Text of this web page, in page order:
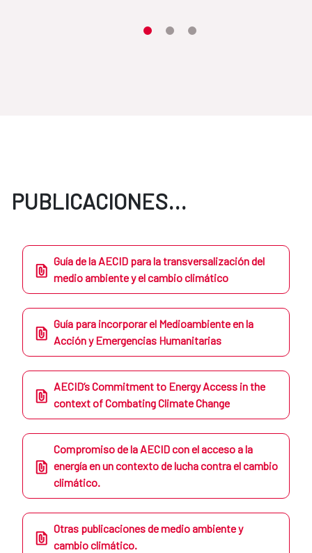
Item 1Item2Item3
PUBLICACIONES...
Guía de la AECID para la transversalización del
medio ambiente y el cambio climático
Guía para incorporar el Medioambiente en la
Acción y Emergencias Humanitarias
AECID’s Commitment to Energy Access in the
context of Combating Climate Change
Compromiso de la AECID con el acceso a la
energía en un contexto de lucha contra el cambio
climático.
Otras publicaciones de medio ambiente y
cambio climático.